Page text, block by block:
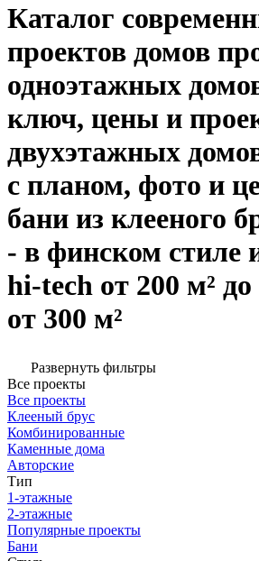
Каталог
проектов домов
одноэтажных
ключ, цены и
двухэтажных
с планом, фото и
бани из клееного
- в финском стиле
hi-tech от 200 м² до
от 300 м²
Развернуть фильтры
Все проекты
Все проекты
Клееный брус
Комбинированные
Каменные дома
Авторские
Тип
1-этажные
2-этажные
Популярные проекты
Бани